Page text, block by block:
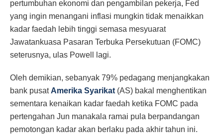
pertumbuhan ekonomi dan pengambilan pekerja, Fed
yang ingin menangani inflasi mungkin tidak menaikkan
kadar faedah lebih tinggi semasa mesyuarat
Jawatankuasa Pasaran Terbuka Persekutuan (FOMC)
seterusnya, ulas Powell lagi.
Oleh demikian, sebanyak 79% pedagang menjangkakan
bank pusat Amerika Syarikat (AS) bakal menghentikan
sementara kenaikan kadar faedah ketika FOMC pada
pertengahan Jun manakala ramai pula berpandangan
pemotongan kadar akan berlaku pada akhir tahun ini.